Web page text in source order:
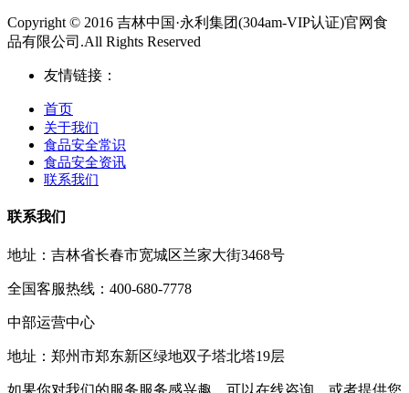
Copyright © 2016 吉林中国·永利集团(304am-VIP认证)官网食
品有限公司.All Rights Reserved
友情链接：
首页
关于我们
食品安全常识
食品安全资讯
联系我们
联系我们
地址：吉林省长春市宽城区兰家大街3468号
全国客服热线：400-680-7778
中部运营中心
地址：郑州市郑东新区绿地双子塔北塔19层